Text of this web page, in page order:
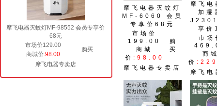
摩飞电器灭蚊灯MF-98552 会员专享价
68元
市场价129.00
购买
商城价:98.00
摩飞电器专卖店
摩飞电器灭蚊灯
MF-6060 会员
专享价68元
市场价
199.00
购
买
商城
价 :98.00
摩飞电器专卖店
摩飞电
加湿
享
市场
商
价
摩飞电